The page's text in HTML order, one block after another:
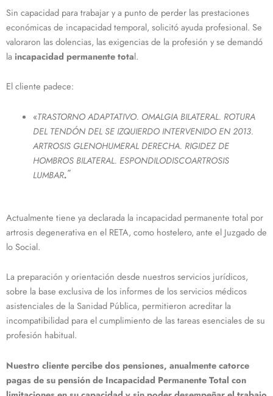
Sin capacidad para trabajar y a punto de perder las prestaciones
económicas de incapacidad temporal, solicitó ayuda profesional. Se
valoraron las dolencias, las exigencias de la profesión y se demandó
la incapacidad permanente total.
El cliente padece:
«TRASTORNO ADAPTATIVO. OMALGIA BILATERAL. ROTURA
DEL TENDÓN DEL SE IZQUIERDO INTERVENIDO EN 2013.
ARTROSIS GLENOHUMERAL DERECHA. RIGIDEZ DE
HOMBROS BILATERAL. ESPONDILODISCOARTROSIS
LUMBAR.”
Actualmente tiene ya declarada la incapacidad permanente total por
artrosis degenerativa en el RETA, como hostelero, ante el Juzgado de
lo Social.
La preparación y orientación desde nuestros servicios jurídicos,
sobre la base exclusiva de los informes de los servicios médicos
asistenciales de la Sanidad Pública, permitieron acreditar la
incompatibilidad para el cumplimiento de las tareas esenciales de su
profesión habitual.
Nuestro cliente percibe dos pensiones, anualmente catorce
pagas de su pensión de Incapacidad Permanente Total con